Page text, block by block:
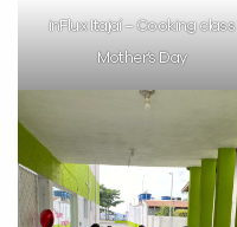
inFlux Itajaí – Cooking class
Mother’s Day